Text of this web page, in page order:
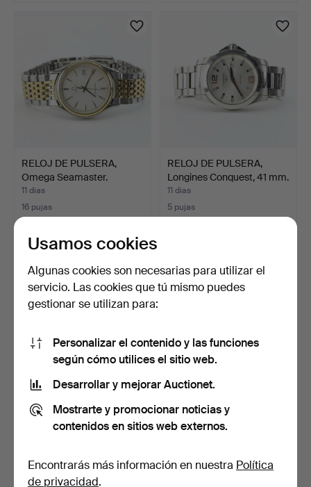
RELOJ DE PULSERA,
Omega Seamaster.
11 días
16 pujas
258 USD
RELOJ DE PULSERA,
Longines Conquest, 41 mm.
11 días
5 pujas
Longines Lungomare.
Certina, T + C, Town and…
11 días
Usamos cookies
Algunas cookies son necesarias para utilizar el
servicio. Las cookies que tú mismo puedes
gestionar se utilizan para:
Personalizar el contenido y las funciones
según cómo utilices el sitio web.
Desarrollar y mejorar Auctionet.
Mostrarte y promocionar noticias y
contenidos en sitios web externos.
Encontrarás más información en nuestra Política
de privacidad.